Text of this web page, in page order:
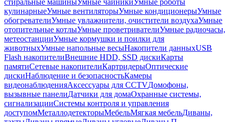
стиральные машиныУмные чайникиУмные роботы
кулинарныеУмные вентиляторыУмные кондиционерыУмные
обогревателиУмные увлажнители, очистители воздухаУмные
отопительные котлыУмные проветривателиУмные радиочасы,
метеостанцииУмные кормушки и поилки для
животныхУмные напольные весыНакопители данныхUSB
Flash накопителиВнешние HDD, SSD дискиКарты
памятиСетевые накопителиКартридерыОптические
дискиНаблюдение и безопасностьКамеры
видеонаблюденияАксессуары для CCTVДомофоны,
вызывные панелиДатчики для домаОхранные системы,
сигнализацииСистемы контроля и управления
доступомМеталлодетекторыМебельМягкая мебельДиваны,